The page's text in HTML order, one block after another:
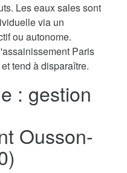
Les eaux sales sont
via un
ou autonome.
Paris
tend à disparaître.
: gestion
Ousson-